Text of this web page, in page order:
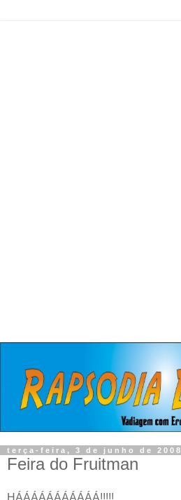
terça-feira, 3 de junho de 2008
Feira do Fruitman
HÁÁÁÁÁÁÁÁÁÁÁ!!!!!